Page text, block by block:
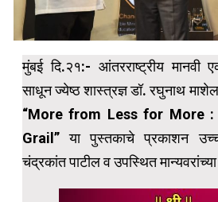
मुंबई दि.२१:- आंतरराष्ट्रीय मानवी
साधून ज्येष्ठ शास्त्रज्ञ डॉ. रघुनाथ
“More from Less for More :
Grail” या पुस्तकाचे प्रकाशन
चंद्रकांत पाटील व उपस्थित